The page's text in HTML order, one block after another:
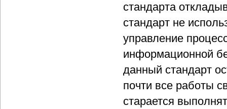
стандарта
стандарт не
управление
информационной
данный стандарт
почти все работы
старается